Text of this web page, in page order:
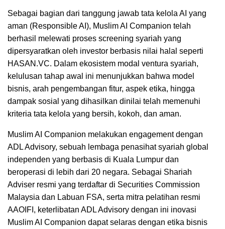
Sebagai bagian dari tanggung jawab tata kelola AI yang
aman (Responsible AI), Muslim AI Companion telah
berhasil melewati proses screening syariah yang
dipersyaratkan oleh investor berbasis nilai halal seperti
HASAN.VC. Dalam ekosistem modal ventura syariah,
kelulusan tahap awal ini menunjukkan bahwa model
bisnis, arah pengembangan fitur, aspek etika, hingga
dampak sosial yang dihasilkan dinilai telah memenuhi
kriteria tata kelola yang bersih, kokoh, dan aman.
Muslim AI Companion melakukan engagement dengan
ADL Advisory, sebuah lembaga penasihat syariah global
independen yang berbasis di Kuala Lumpur dan
beroperasi di lebih dari 20 negara. Sebagai Shariah
Adviser resmi yang terdaftar di Securities Commission
Malaysia dan Labuan FSA, serta mitra pelatihan resmi
AAOIFI, keterlibatan ADL Advisory dengan ini inovasi
Muslim AI Companion dapat selaras dengan etika bisnis